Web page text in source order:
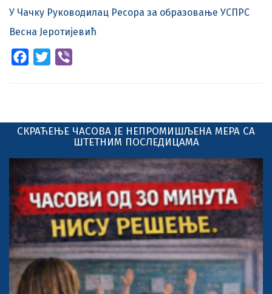
У Чачку Руководилац Ресора за образовање УСПРС
Весна Јеротијевић
Facebook
Twitter
СКРАЋЕЊЕ ЧАСОВА ЈЕ НЕПРОМИШЉЕНА МЕРА СА
ШТЕТНИМ ПОСЛЕДИЦАМА